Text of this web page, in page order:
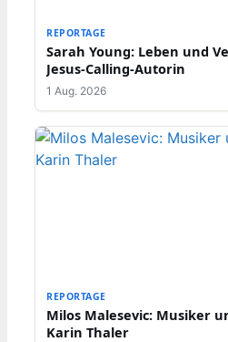
REPORTAGE
Sarah Young: Leben und
Jesus-Calling-Autorin
1 Aug. 2026
REPORTAGE
Milos Malesevic: Musiker
Karin Thaler